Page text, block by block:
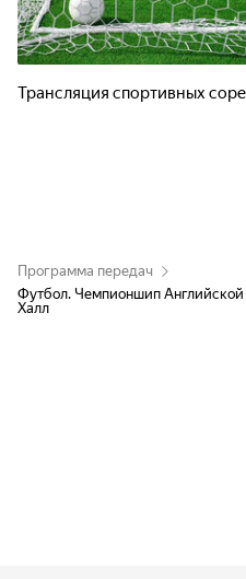
Трансляция спортивных
Программа передач
Футбол. Чемпионшип
Халл